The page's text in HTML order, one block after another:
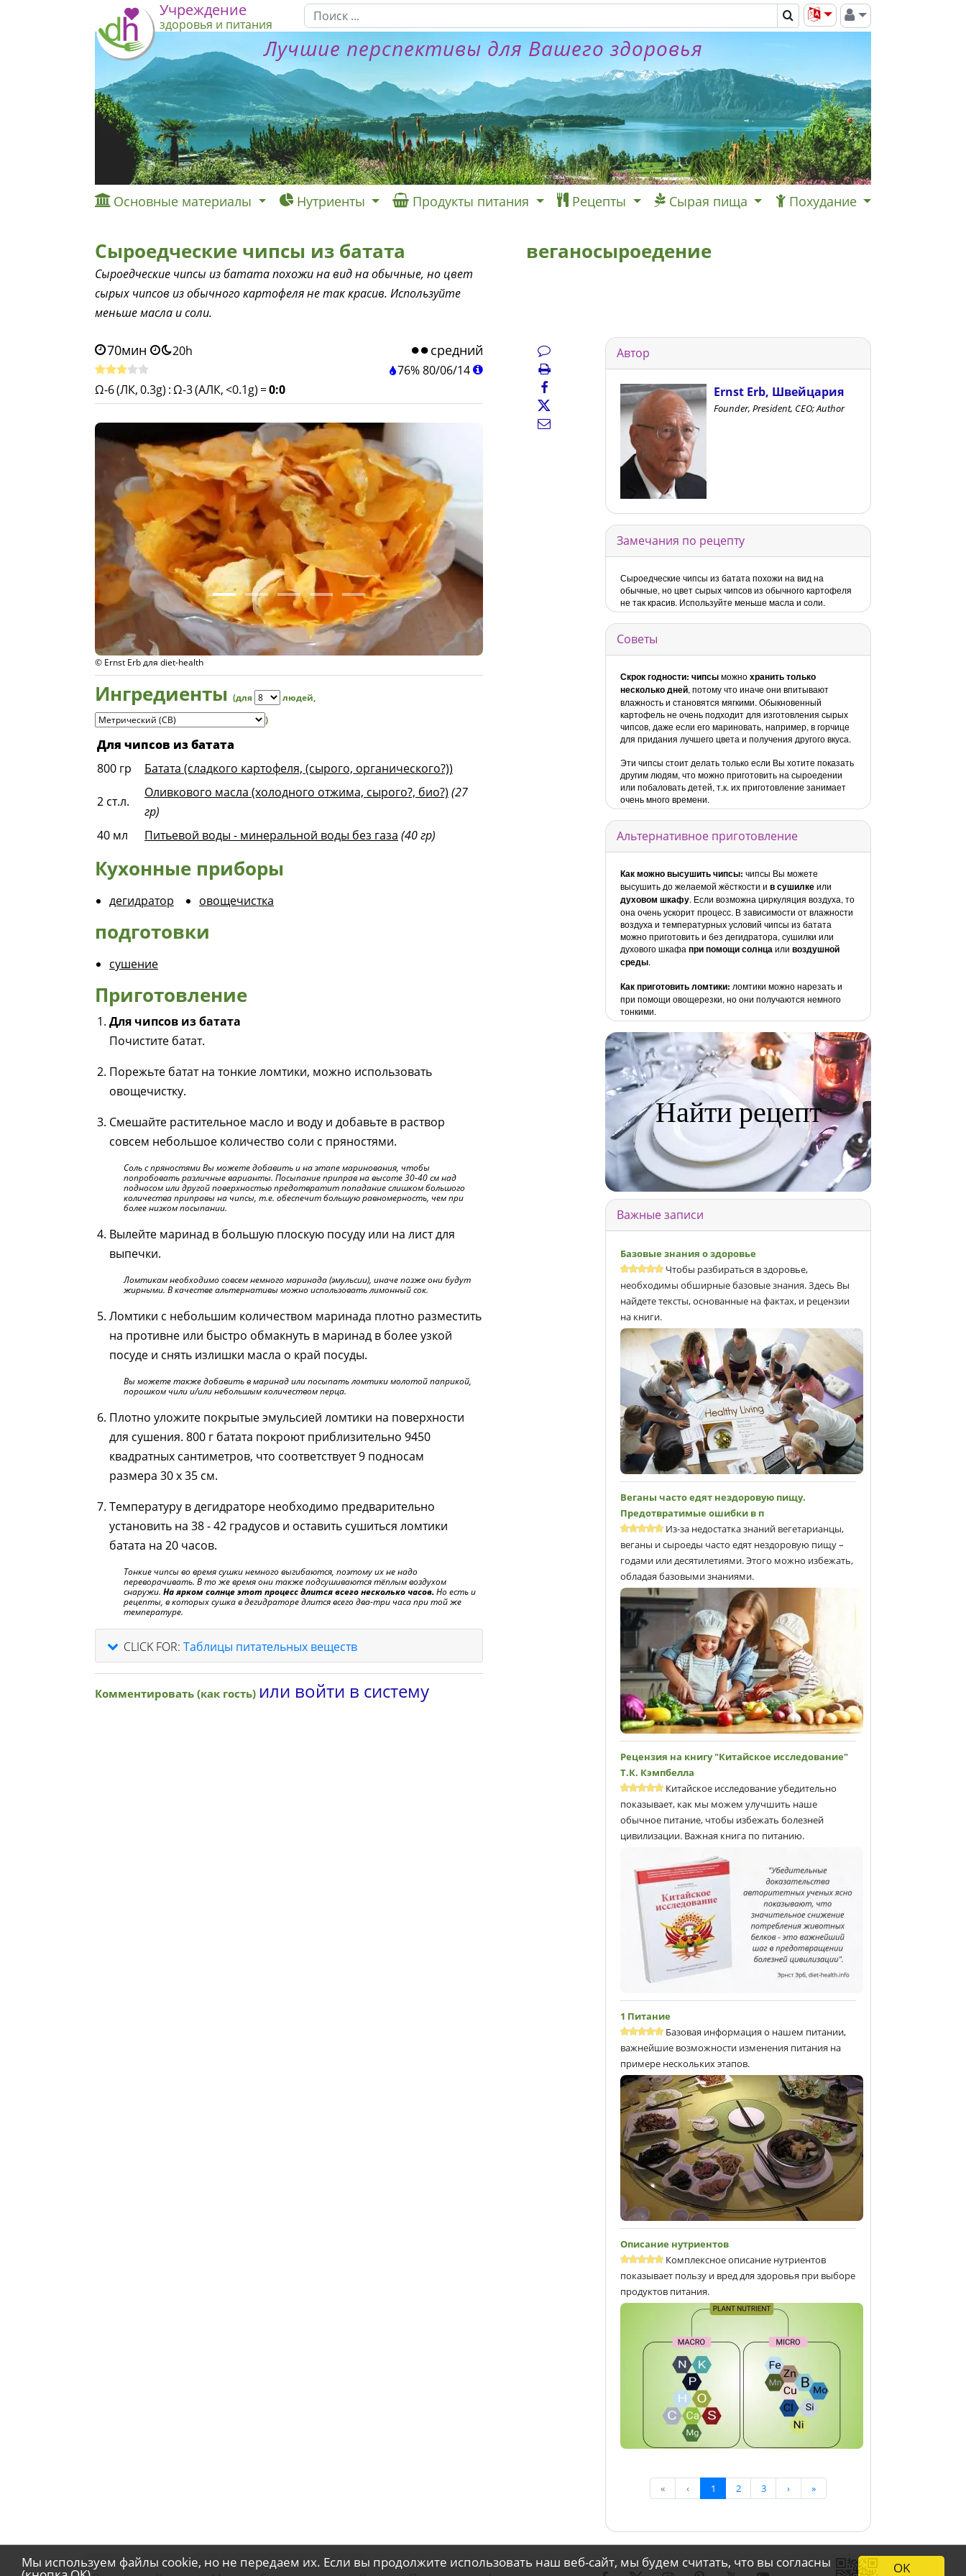
Учреждение
здоровья и питания
Лучшие перспективы для Вашего здоровья
Основные материалы Нутриенты Продукты питания Рецепты Сырая пища Похудание
Сыроедческие чипсы из батата
Сыроедческие чипсы из батата похожи на вид на обычные, но цвет
сырых чипсов из обычного картофеля не так красив. Используйте
меньше масла и соли.
веганосыроедение
70мин 20h средний
76%80/06/14
Ω-6 (ЛК, 0.3g) :Ω-3 (АЛК, <0.1g) =0:0
© Ernst Erb для diet-health
Ингредиенты (для людей,
)
Для чипсов из батата
800 гр Батата (сладкого картофеля, (сырого, органического?))
2 ст.л.
Оливкового масла (холодного отжима, сырого?, био?) (27
гр)
40 мл Питьевой воды - минеральной воды без газа (40 гр)
Кухонные приборы
дегидратор овощечистка
подготовки
сушение
Приготовление
Для чипсов из батата
Почистите батат.
Порежьте батат на тонкие ломтики, можно использовать
овощечистку.
Смешайте растительное масло и воду и добавьте в раствор
совсем небольшое количество соли с пряностями.
Соль с пряностями Вы можете добавить и на этапе маринования, чтобы
попробовать различные варианты. Посыпание приправ на высоте 30-40 см над
подносом или другой поверхностью предотвратит попадание слишком большого
количества приправы на чипсы, т.е. обеспечит большую равномерность, чем при
более низком посыпании.
Вылейте маринад в большую плоскую посуду или на лист для
выпечки.
Ломтикам необходимо совсем немного маринада (эмульсии), иначе позже они будут
жирными. В качестве альтернативы можно использовать лимонный сок.
Ломтики с небольшим количеством маринада плотно разместить
на противне или быстро обмакнуть в маринад в более узкой
посуде и снять излишки масла о край посуды.
Вы можете также добавить в маринад или посыпать ломтики молотой паприкой,
порошком чили и/или небольшым количеством перца.
Плотно уложите покрытые эмульсией ломтики на поверхности
для сушения. 800 г батата покроют приблизительно 9450
квадратных сантиметров, что соответствует 9 подносам
размера 30 x 35 см.
Температуру в дегидраторе необходимо предварительно
установить на 38 - 42 градусов и оставить сушиться ломтики
батата на 20 часов.
Тонкие чипсы во время сушки немного выгибаются, поэтому их не надо
переворачивать. В то же время они также подсушиваются тёплым воздухом
снаружи. На ярком солнце этот процесс длится всего несколько часов. Но есть и
рецепты, в которых сушка в дегидраторе длится всего два-три часа при той же
температуре.
CLICK FOR: Таблицы питательных веществ
Комментировать (как гость) или войти в систему
Автор
Ernst Erb, Швейцария
Founder, President, CEO; Author
Замечания по рецепту
Сыроедческие чипсы из батата похожи на вид на
обычные, но цвет сырых чипсов из обычного картофеля
не так красив. Используйте меньше масла и соли.
Советы
Скрок годности: чипсыможнохранить только
несколько дней, потому что иначе они впитывают
влажность и становятся мягкими. Обыкновенный
картофель не очень подходит для изготовления сырых
чипсов, даже если его мариновать, например, в горчице
для придания лучшего цвета и получения другого вкуса.
Эти чипсы стоит делать только если Вы хотите показать
другим людям, что можно приготовить на сыроедении
или побаловать детей, т.к. их приготовление занимает
очень много времени.
Альтернативное приготовление
Как можно высушить чипсы: чипсы Вы можете
высушить до желаемой жёсткости и в сушилкеили
духовом шкафу. Если возможна циркуляция воздуха, то
она очень ускорит процесс. В зависимости от влажности
воздуха и температурных условий чипсы из батата
можно приготовить и без дегидратора, сушилки или
духового шкафа при помощи солнцаили воздушной
среды.
Как приготовить ломтики: ломтики можно нарезать и
при помощи овощерезки, но они получаются немного
тонкими.
Найти рецепт
Важные записи
Базовые знания о здоровье
Чтобы разбираться в здоровье,
необходимы обширные базовые знания. Здесь Вы
найдете тексты, основанные на фактах, и рецензии
на книги.
Веганы часто едят нездоровую пищу.
Предотвратимые ошибки в п
Из-за недостатка знаний вегетарианцы,
веганы и сыроеды часто едят нездоровую пищу –
годами или десятилетиями. Этого можно избежать,
обладая базовыми знаниями.
Рецензия на книгу "Китайское исследование"
Т.К. Кэмпбеллa
Китайское исследование убедительно
показывает, как мы можем улучшить наше
обычное питание, чтобы избежать болезней
цивилизации. Важная книга по питанию.
1 Питание
Базовая информация о нашем питании,
важнейшие возможности изменения питания на
примере нескольких этапов.
Описание нутриентов
Комплексное описание нутриентов
показывает пользу и вред для здоровья при выборе
продуктов питания.
« ‹ 1 2 3 › »
OK
Мы используем файлы cookie, но не передаем их. Если вы продолжите использовать наш веб-сайт, мы будем считать, что вы согласны